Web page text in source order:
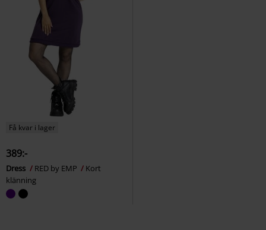
Få kvar i lager
389:-
Dress RED by EMP
Kort
klänning